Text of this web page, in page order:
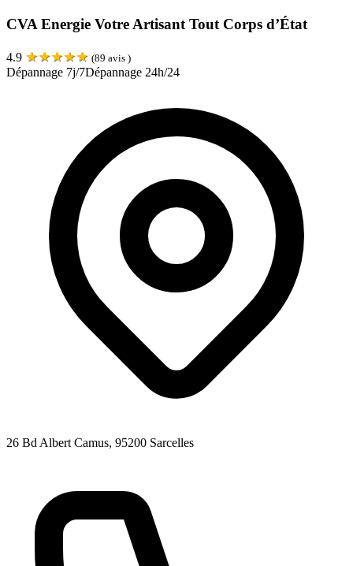
CVA Energie Votre Artisant Tout Corps d’État
4.9 ★★★★★ (89 avis )
Dépannage 7j/7Dépannage 24h/24
26 Bd Albert Camus, 95200 Sarcelles